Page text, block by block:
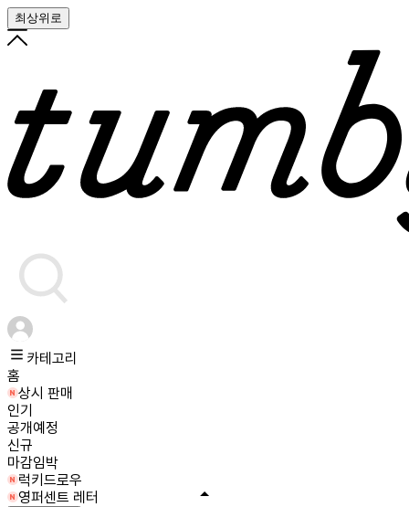
최상위로
카테고리
홈
상시 판매
인기
공개예정
신규
마감임박
럭키드로우
영퍼센트 레터